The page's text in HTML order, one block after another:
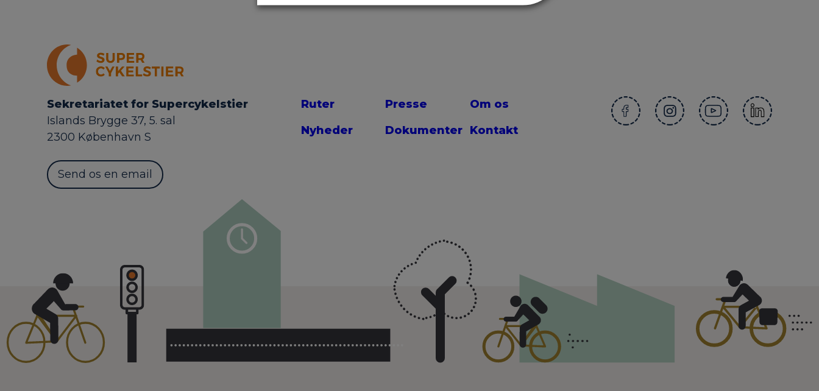
Sekretariatet for Supercykelstier
Islands Brygge 37, 5. sal
2300 København S
Send os en email
Ruter
Nyheder
Presse
Dokumenter
Om os
Kontakt